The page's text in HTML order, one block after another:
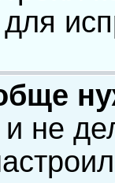
не